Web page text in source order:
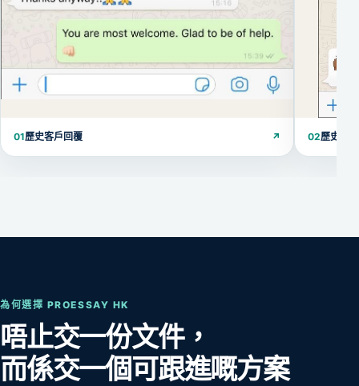
01歷史客戶回覆 ↗ 02歷史客
為何選擇 PROESSAY HK
唔止交一份文件，
而係交一個可跟進嘅方案